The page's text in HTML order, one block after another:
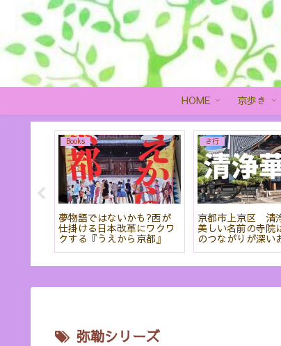
HOME 京歩き
Books
夢物語ではないかも?西が
仕掛ける日本改革にワクワ
クする『うえから京都』
さ行
京都市上京区 清
美しい名前の寺院
のつながりが深い
弥勒シリーズ